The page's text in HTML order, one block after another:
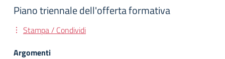
Piano triennale dell'offerta formativa
Stampa / Condividi
Argomenti